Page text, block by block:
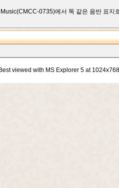
0735)에서 똑 같은 음반 표지
Best viewed with MS Explorer 5 at